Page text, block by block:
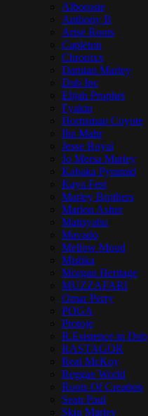
Alborosie
Anthony B
Arise Roots
Capleton
Chronixx
Damian Marley
Dub Inc
Elijah Prophet
Fyakin
Hornsman Coyote
Iba Mahr
Jesse Royal
Jo Mersa Marley
Kabaka Pyramid
Kaya Fest
Marley Brothers
Marlon Asher
Matisyahu
Mavado
Mellow Mood
Mishka
Morgan Heritage
MUZZAFARI
Omar Perry
POGA
Protoje
R.Esistence in Dub
RASTAGOR
Real McKoy
Reggae World
Roots Of Creation
Sean Paul
Skip Marley